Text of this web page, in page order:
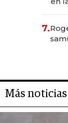
rol
7.
Más noticias